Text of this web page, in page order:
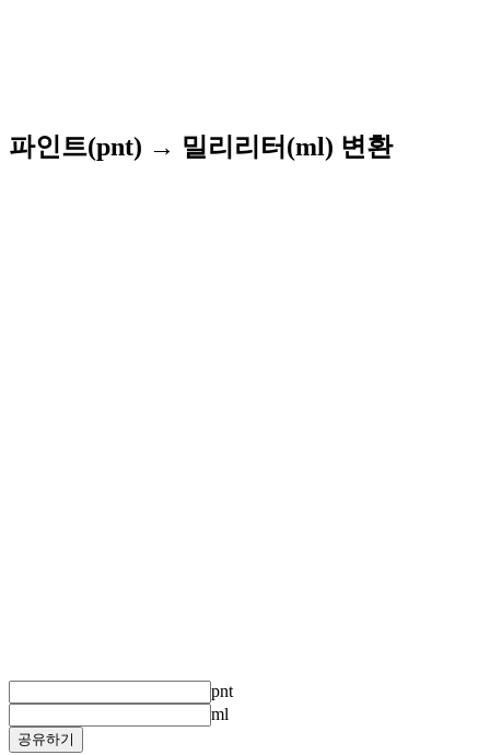
파인트(pnt) → 밀리리터(ml) 변환
pnt
ml
공유하기